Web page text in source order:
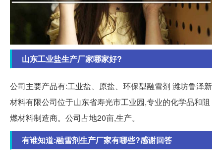
山东工业盐生产厂家哪家好?
公司主要产品有:工业盐、原盐、环保型融雪剂 潍坊鲁泽新
材料有限公司位于山东省寿光市工业园,专业的化学品和阻
燃材料制造商。公司占地20亩,生产。
有谁知道:融雪剂生产厂家有哪些?感谢回答